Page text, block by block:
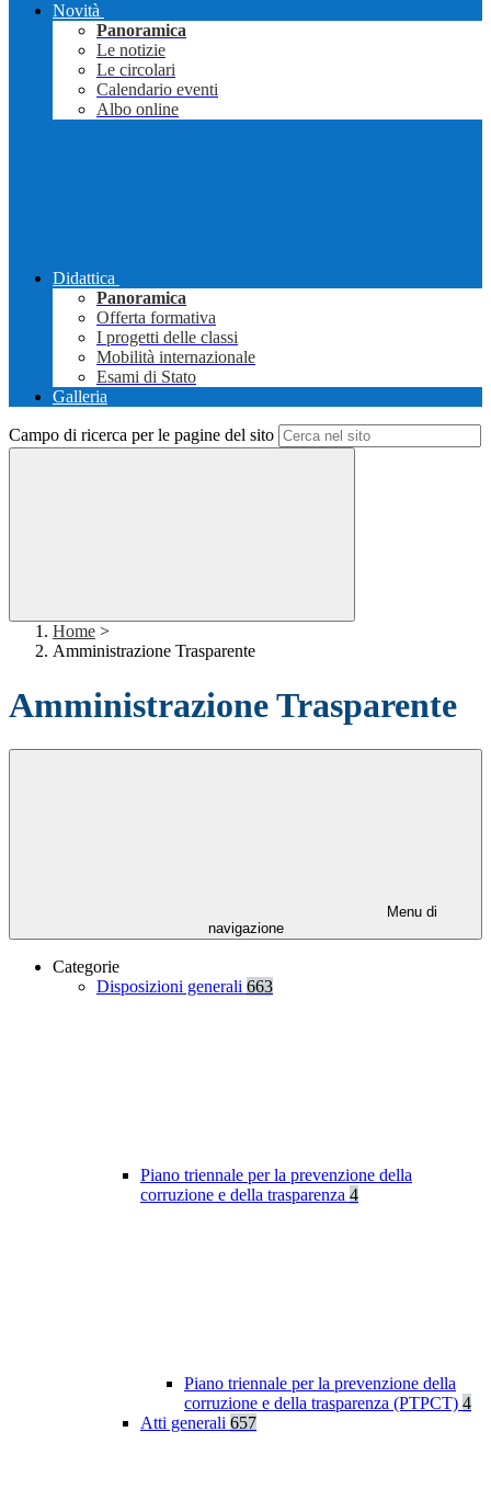
Novità
Panoramica
Le notizie
Le circolari
Calendario eventi
Albo online
Didattica
Panoramica
Offerta formativa
I progetti delle classi
Mobilità internazionale
Esami di Stato
Galleria
Campo di ricerca per le pagine del sito
Home >
Amministrazione Trasparente
Amministrazione Trasparente
Menu di
navigazione
Categorie
Disposizioni generali 663
Piano triennale per la prevenzione della
corruzione e della trasparenza 4
Piano triennale per la prevenzione della
corruzione e della trasparenza (PTPCT) 4
Atti generali 657